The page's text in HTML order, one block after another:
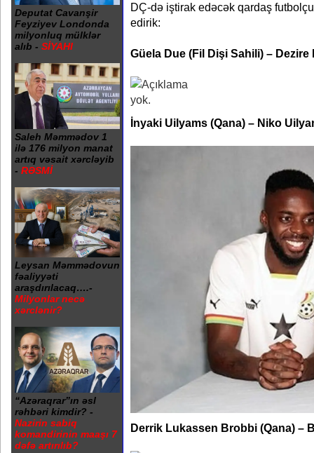
Deputat Cavanşir
Feyziyev Londonda
milyonluq mülklər
alıb - SİYAHI
Saleh Məmmədov 1
ilə 176 milyon manat
artıq vəsait xərcləyib
- RƏSMİ
Leysan Məmmədovun
fəaliyyəti
araşdırılacaq….-
Milyonlar necə
xərclənir?
“Azəraqrar”ın əsl
rəhbəri kimdir? -
Nazirin sabiq
komandirinin maaşı 7
dəfə artırılıb?
DÇ-də iştirak edəcək qardaş
edirik:
Güela Due (Fil Dişi Sahili) – Dezire
İnyaki Uilyams (Qana) – Niko
Derrik Lukassen Brobbi (Qana) –